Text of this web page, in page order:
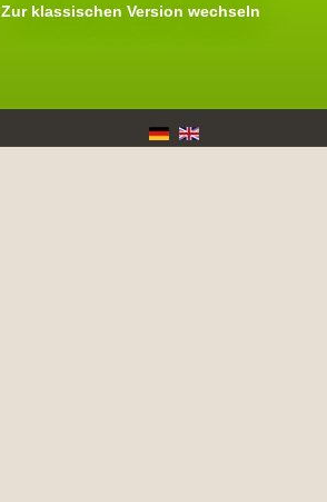
Zur klassischen Version wechseln